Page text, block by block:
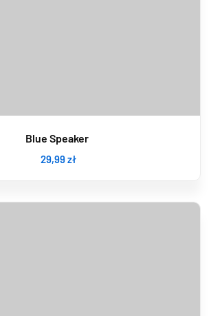
Blue Speaker
29,99zł